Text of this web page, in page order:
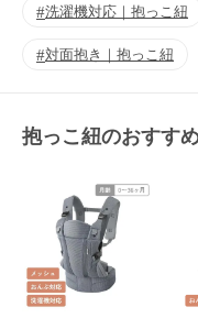
洗濯機対応｜抱っこ紐
対面抱き｜抱っこ紐
抱っこ紐のおすす